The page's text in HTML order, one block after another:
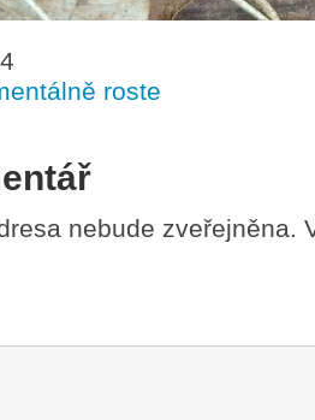
roste
nebude zveřejněna.